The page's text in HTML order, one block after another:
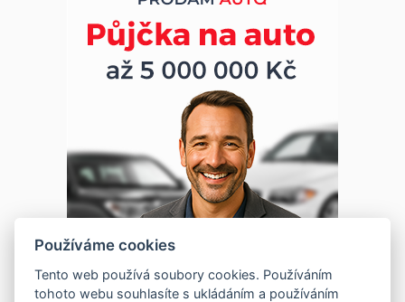
Používáme cookies
Tento web používá soubory cookies. Používáním
tohoto webu souhlasíte s ukládáním a používáním